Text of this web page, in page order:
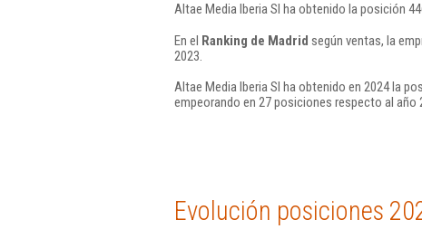
Altae Media Iberia Sl ha obtenido la posición
En el Ranking de Madrid según ventas, la
2023.
Altae Media Iberia Sl ha obtenido en 2024 la
empeorando en 27 posiciones respecto al año
Evolución posiciones